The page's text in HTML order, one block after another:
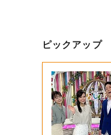
ピックアップ